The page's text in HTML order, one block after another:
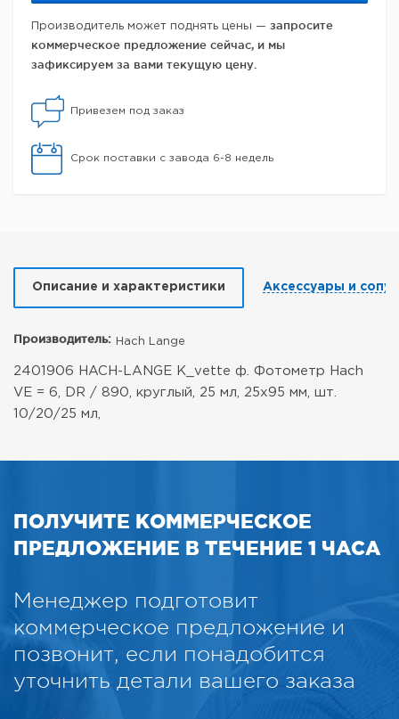
Производитель может поднять цены — запросите
коммерческое предложение сейчас, и мы
зафиксируем за вами текущую цену.
Привезем под заказ
Срок поставки с завода 6-8 недель
Описание и характеристики Аксессуары и
Производитель: Hach Lange
2401906 HACH-LANGE K_vette ф. Фотометр Hach
VE = 6, DR / 890, круглый, 25 мл, 25x95 мм, шт.
10/20/25 мл,
ПОЛУЧИТЕ КОММЕРЧЕСКОЕ
ПРЕДЛОЖЕНИЕ В ТЕЧЕНИЕ 1 ЧАСА
Менеджер подготовит
коммерческое предложение и
позвонит, если понадобится
уточнить детали вашего заказа